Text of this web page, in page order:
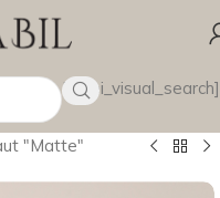
[wsbi_visual_search]
"Matte"